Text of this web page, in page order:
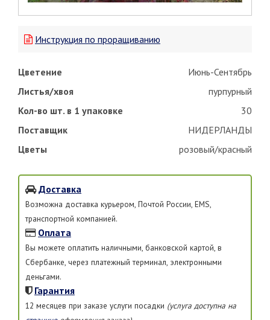
Инструкция по проращиванию
Цветение
Июнь-Сентябрь
Листья/хвоя
пурпурный
Кол-во шт. в 1 упаковке
30
Поставщик
НИДЕРЛАНДЫ
Цветы
розовый/красный
Доставка
Возможна доставка курьером, Почтой России, EMS,
транспортной компанией.
Оплата
Вы можете оплатить наличными, банковской картой, в
Сбербанке, через платежный терминал, электронными
деньгами.
Гарантия
12 месяцев при заказе услуги посадки (услуга доступна на